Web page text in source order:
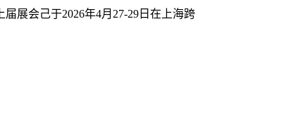
展会己于2026年4月27-29日在上海跨